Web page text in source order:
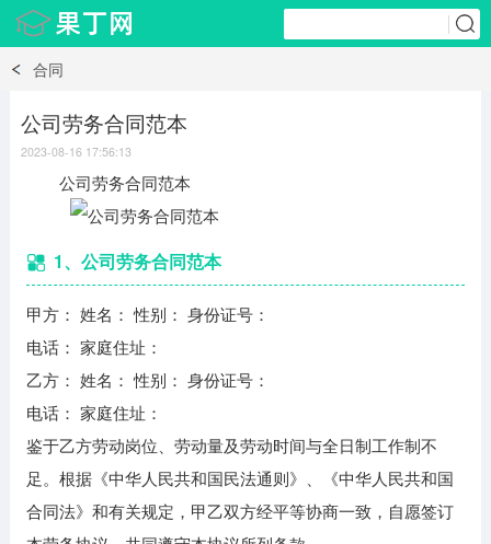
合同
公司劳务合同范本
2023-08-16 17:56:13
公司劳务合同范本
1、公司劳务合同范本
甲方： 姓名： 性别： 身份证号：
电话： 家庭住址：
乙方： 姓名： 性别： 身份证号：
电话： 家庭住址：
鉴于乙方劳动岗位、劳动量及劳动时间与全日制工作制不
足。根据《中华人民共和国民法通则》、《中华人民共和国
合同法》和有关规定，甲乙双方经平等协商一致，自愿签订